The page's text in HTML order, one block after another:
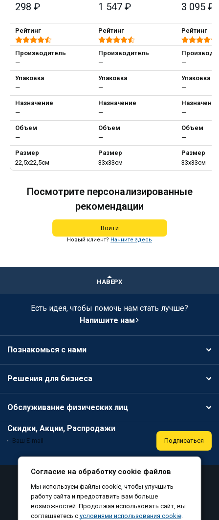
298 ₽ 1 547 ₽ 3 095 ₽
Рейтинг Рейтинг Рейтинг
Производитель
—
Производитель
—
—
Упаковка
—
Упаковка
—
Упаковка
—
Назначение
—
Назначение
—
Назначение
—
Объем
—
Объем
—
Объем
—
Размер
22,5х22,5см
Размер
33х33см
Размер
33х33см
Посмотрите персонализированные
рекомендации
Войти
Новый клиент? Начните здесь
НАВЕРХ
Есть идея, чтобы помочь нам стать лучше?
Напишите нам
Познакомься с нами
Решения для бизнеса
Обслуживание физических лиц
Скидки, Акции, Распродажи
Подписаться
Политика конфиденциальности
Соглашение на обработку персональных данных
Согласие на обработку файлов cookie
Согласие на обработку cookie файлов
Мы используем файлы cookie, чтобы улучшить
работу сайта и предоставить вам больше
возможностей. Продолжая использовать сайт, вы
соглашаетесь с условиями использования cookie.